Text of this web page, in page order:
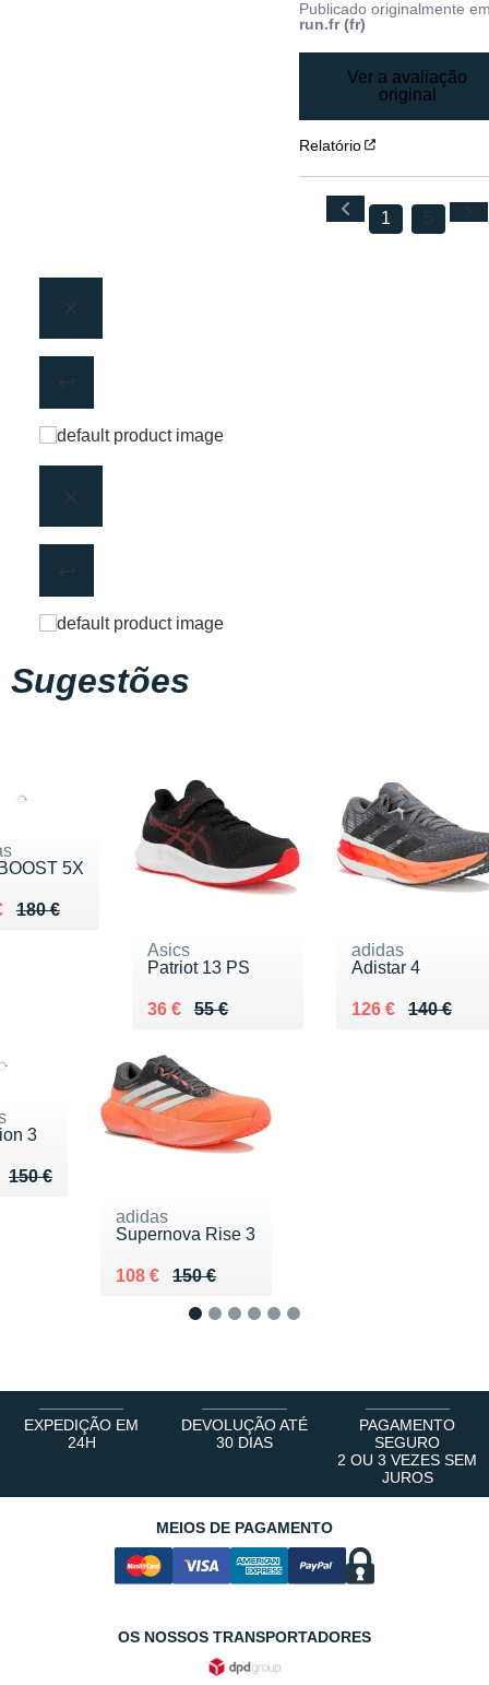
Publicado originalmente
run.fr (fr)
Ver a avaliação
original
Relatório
1 5
Sugestões
5X
180 €
de 180 €
118 €
Asics
Patriot 13 PS
55 €
Au lieu de 55 €
36 €
Vendu 36 €
adidas
Adistar 4
140 €
Au lieu de 140 €
126 €
Vendu 126 €
3
150 €
de 150 €
115 €
adidas
Supernova Rise 3
150 €
Au lieu de 150 €
108 €
Vendu 108 €
EXPEDIÇÃO EM
24H
DEVOLUÇÃO ATÉ
30 DIAS
PAGAMENTO
SEGURO
2 OU 3 VEZES SEM
JUROS
MEIOS DE PAGAMENTO
OS NOSSOS TRANSPORTADORES